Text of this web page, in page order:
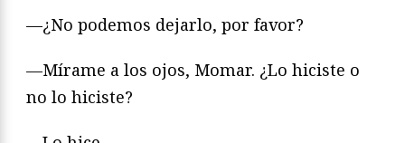
—¿No podemos dejarlo, por favor?
—Mírame a los ojos, Momar. ¿Lo hiciste o
no lo hiciste?